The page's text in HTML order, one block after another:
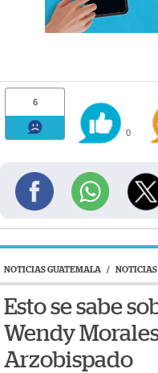
6
0
NOTICIAS GUATEMALA / NOTICIAS
Esto se sabe
Wendy
Arzobispado